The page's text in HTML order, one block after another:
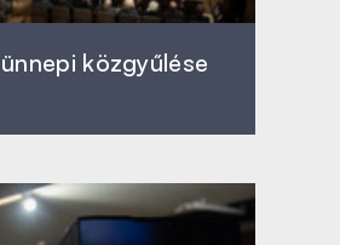
közgyűlése